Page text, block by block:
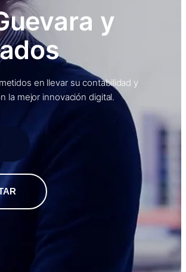
y
en llevar su contabilidad y
la mejor innovación digital.